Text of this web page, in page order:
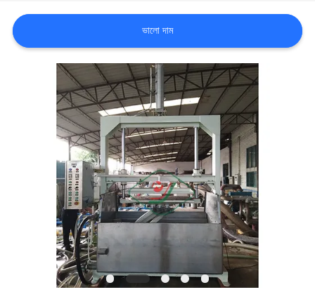
যোগাযোগ
PRIVACY
POLICY
ভালো দাম